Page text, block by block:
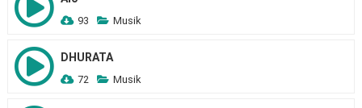
93 Musik
DHURATA
72 Musik